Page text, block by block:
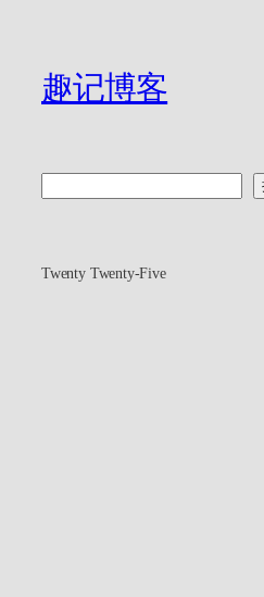
趣记博客
Twenty Twenty-Five